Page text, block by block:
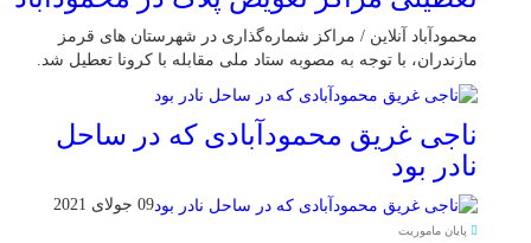
محمودآباد آنلاین / مراکز شماره‌گذاری در شهر‌ستان های قرمز
مازندران، با توجه به مصوبه ستاد ملی مقابله با کرونا تعطیل شد.
ناجی غریق محمودآبادی که در ساحل
نادر بود
09 جولای 2021
پایان ماموریت